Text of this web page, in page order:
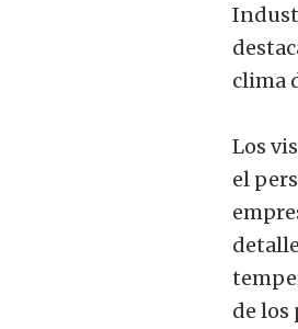
clima
Los
el
de los